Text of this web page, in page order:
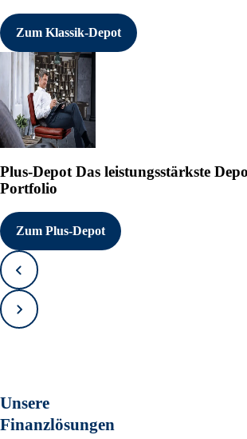
Zum Klassik-Depot
Plus-Depot Das leistungsstärkste
Portfolio
Zum Plus-Depot
Zurück
Vorwärts
Unsere
Finanzlösungen